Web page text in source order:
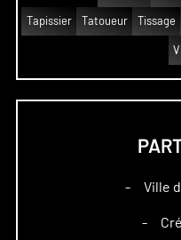
Tapissier Tatoueur Tissage
– Ville
–